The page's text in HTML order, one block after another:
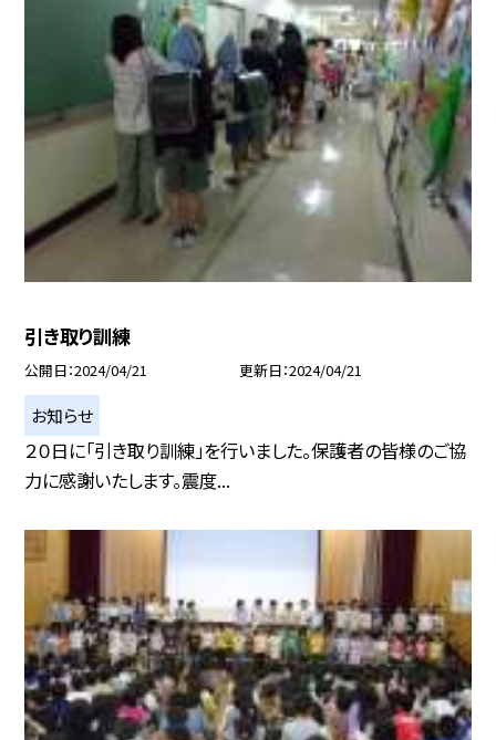
引き取り訓練
公開日 2024/04/21 更新日 2024/04/21
お知らせ
２０日に「引き取り訓練」を行いました。保護者の皆様のご協
力に感謝いたします。震度...